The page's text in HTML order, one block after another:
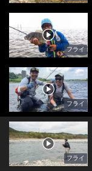
フライ
フライ
フライ